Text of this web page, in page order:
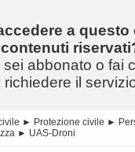
a questo
contenuti
abbonato o fai
richiedere il
► Protezione civile ►
► UAS-Droni